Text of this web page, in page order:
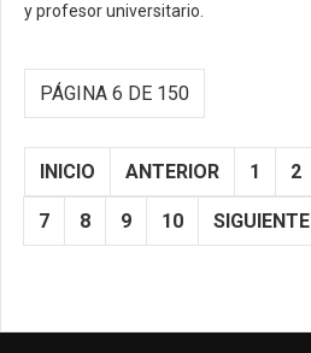
y profesor universitario.
PÁGINA 6 DE 150
INICIO ANTERIOR 1 2
7 8 9 10 SIGUIENTE